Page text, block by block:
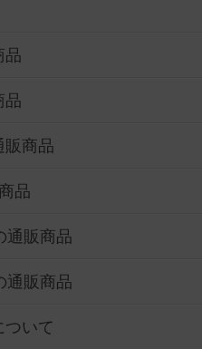
品
品
販商品
品
通販商品
通販商品
ついて